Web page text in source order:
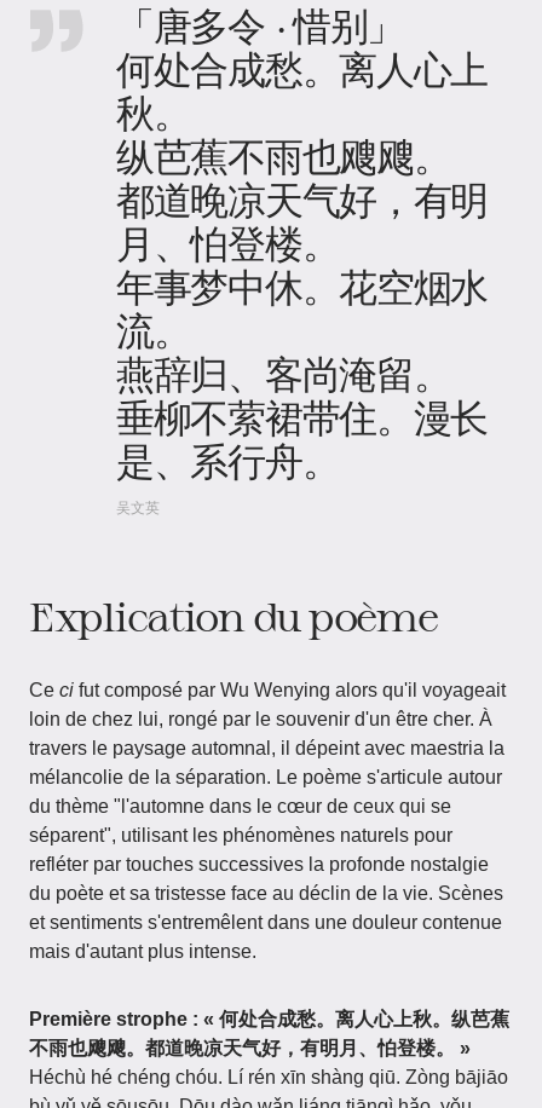
「唐多令 · 惜别」
何处合成愁。离人心上
秋。
纵芭蕉不雨也飕飕。
都道晚凉天气好，有明
月、怕登楼。
年事梦中休。花空烟水
流。
燕辞归、客尚淹留。
垂柳不萦裙带住。漫长
是、系行舟。
吴文英
Explication du poème
Ce ci fut composé par Wu Wenying alors qu'il voyageait
loin de chez lui, rongé par le souvenir d'un être cher. À
travers le paysage automnal, il dépeint avec maestria la
mélancolie de la séparation. Le poème s'articule autour
du thème "l'automne dans le cœur de ceux qui se
séparent", utilisant les phénomènes naturels pour
refléter par touches successives la profonde nostalgie
du poète et sa tristesse face au déclin de la vie. Scènes
et sentiments s'entremêlent dans une douleur contenue
mais d'autant plus intense.
Première strophe : « 何处合成愁。离人心上秋。纵芭蕉
不雨也飕飕。都道晚凉天气好，有明月、怕登楼。 »
Héchù hé chéng chóu. Lí rén xīn shàng qiū. Zòng bājiāo